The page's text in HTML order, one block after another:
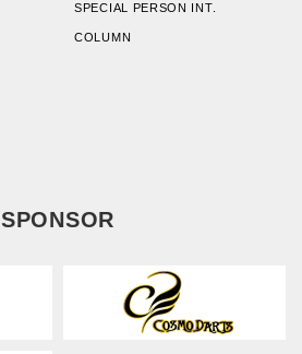
SPECIAL PERSON INT.
COLUMN
SPONSOR